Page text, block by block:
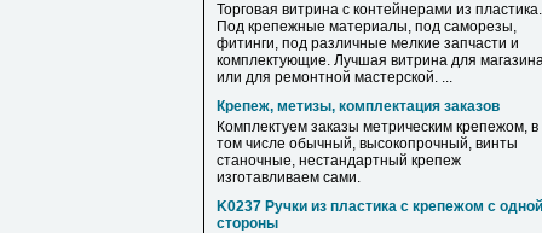
Торговая витрина с контейнерами из пластика.
Под крепежные материалы, под саморезы,
фитинги, под различные мелкие запчасти и
комплектующие. Лучшая витрина для
или для ремонтной мастерской. ...
Крепеж, метизы, комплектация заказов
Комплектуем заказы метрическим крепежом, в
том числе обычный, высокопрочный, винты
станочные, нестандартный крепеж
изготавливаем сами.
K0237 Ручки из пластика с крепежом с одной
стороны